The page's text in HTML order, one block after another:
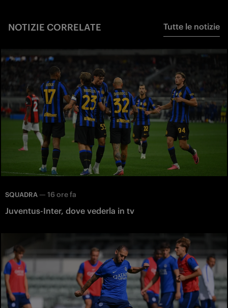
NOTIZIE CORRELATE Tutte le notizie
SQUADRA — 16 ore fa
Juventus-Inter, dove vederla in tv